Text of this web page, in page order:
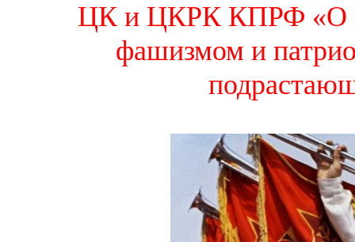
ЦК и ЦКРК КПРФ «О
фашизмом и